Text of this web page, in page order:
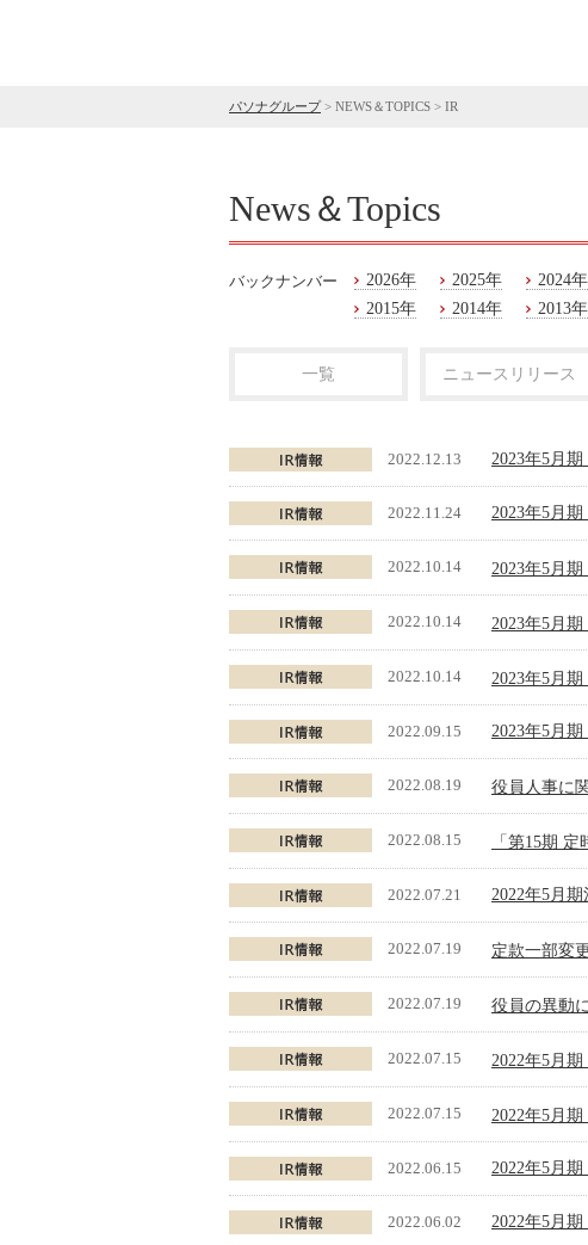
パソナグループ> NEWS＆TOPICS > IR
News＆Topics
バックナンバー 2026年 2025年 2024年
2015年
2014年 2013年
一覧 ニュースリリース
2022.12.13 2023年5月
2022.11.24 2023年5月
2022.10.14 2023年5月
2022.10.14 2023年5月
2022.10.14 2023年5月
2022.09.15 2023年5月
2022.08.19 役員人事に
2022.08.15 「第15期
2022.07.21 2022年5月
2022.07.19 定款一部変
2022.07.19 役員の異動
2022.07.15 2022年5月
2022.07.15 2022年5月
2022.06.15 2022年5月
2022.06.02 2022年5月